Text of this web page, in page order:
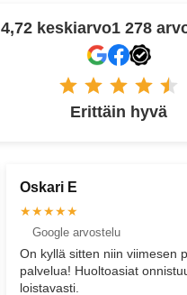
4,72 keskiarvo1 278
Erittäin hyvä
Mikko T
★★★★★
Google arvostelu
Mahtavaa palvelua! Ennen
liikkeessä käyntiä viesteihini
vastattiin nopeasti ja